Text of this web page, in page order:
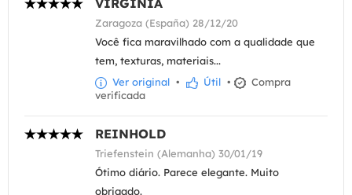
VIRGINIA
Zaragoza (España) 28/12/20
Você fica maravilhado com a qualidade que
tem, texturas, materiais...
Ver original • Útil •
Compra
verificada
REINHOLD
Triefenstein (Alemanha) 30/01/19
Ótimo diário. Parece elegante. Muito
obrigado.